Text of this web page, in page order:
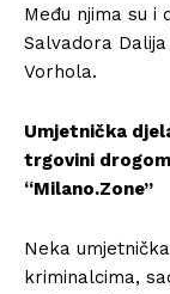
Među njima su i
Salvadora
Vorhola.
Umjetnička
trgovini
“Milano.Zone”
Neka
kriminalcima,